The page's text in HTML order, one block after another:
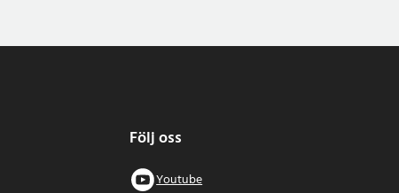
Följ oss
Youtube